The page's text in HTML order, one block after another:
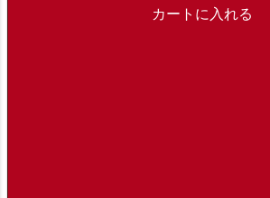
カートに入れる